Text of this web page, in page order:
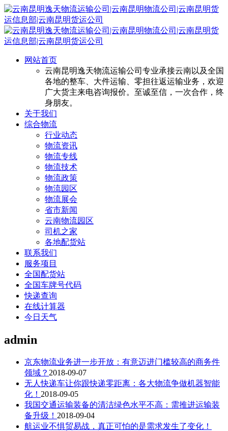
网站首页
云南昆明逸天物流运输公司专业承接云南以及全国
各地的整车、大件运输、零担往返运输业务，欢迎
广大货主来电咨询报价。至诚至信，一次合作，终
身朋友。
关于我们
综合物流
行业动态
物流资讯
物流专线
物流技术
物流政策
物流园区
物流展会
省市新闻
云南物流园区
司机之家
各地配货站
联系我们
服务项目
全国配货站
全国车牌号代码
快递查询
在线计算器
今日天气
admin
京东物流业务进一步开放：有意迈进门槛较高的商务件
领域？ 2018-09-07
无人快递车让你跟快递零距离：各大物流争做机器智能
化！ 2018-09-05
我国交通运输装备的清洁绿色水平不高：需推进运输装
备升级！ 2018-09-04
航运业不惧贸易战，真正可怕的是需求发生了变化！